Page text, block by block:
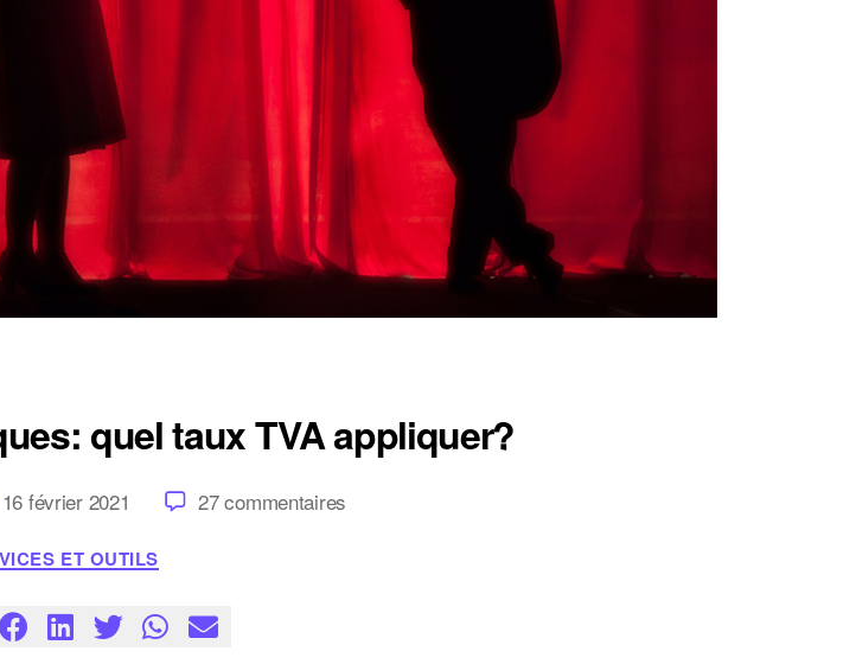
quel taux TVA appliquer?
16 février 2021 27 commentaires
Catégories
ET OUTILS